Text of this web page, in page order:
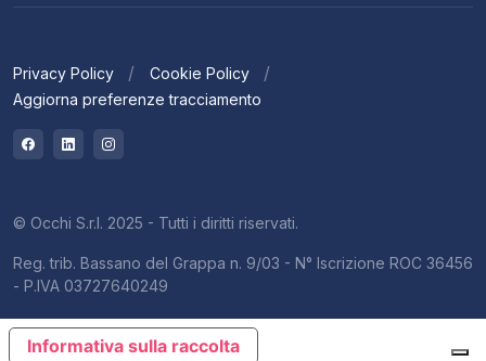
Privacy Policy
Cookie Policy
Aggiorna preferenze tracciamento
© Occhi S.r.l. 2025 - Tutti i diritti riservati.
Reg. trib. Bassano del Grappa n. 9/03 - N° Iscrizione ROC 36456
- P.IVA 03727640249
Informativa sulla raccolta